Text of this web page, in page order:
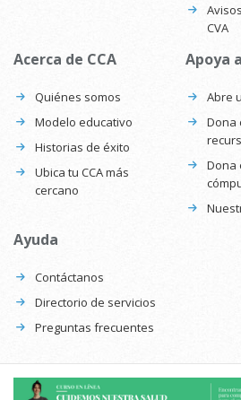
CVA
Acerca de CCA
Quiénes somos
Modelo educativo
Historias de éxito
Ubica tu CCA más
cercano
Apoya
Abre
Dona
Dona
Ayuda
Contáctanos
Directorio de servicios
Preguntas frecuentes